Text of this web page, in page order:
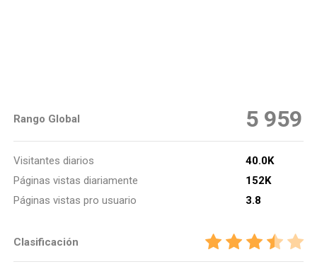
Rango Global 5 959
Visitantes diarios
40.0K
Páginas vistas diariamente
152K
Páginas vistas pro usuario
3.8
Clasificación